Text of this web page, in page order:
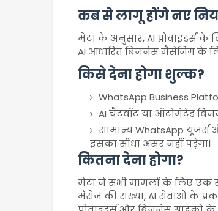
कब से लागू होंगे नए
मेटा के अनुसार, AI प्रोवाइडर्स के
AI आधारित बिजनेस मैसेजिंग के
किसे देना होगा शुल्क?
WhatsApp Business
AI चैटबॉट या ऑटोमेटेड
सामान्य WhatsApp यूजर्स
इसका सीधा असर नहीं पड़ेगा।
कितना देना होगा?
मेटा ने सभी मामलों के लिए एक
मैसेज की संख्या, AI सेवाओं के